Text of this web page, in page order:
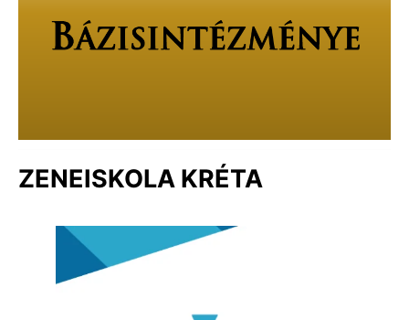
ZENEISKOLA KRÉTA